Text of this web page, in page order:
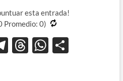
esta entrada!
Promedio: 0)
T T W